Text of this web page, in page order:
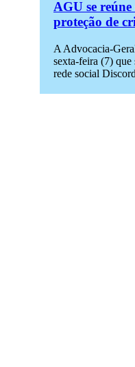
AGU se
proteção de
A Advocacia-
sexta-feira (7) que
rede social